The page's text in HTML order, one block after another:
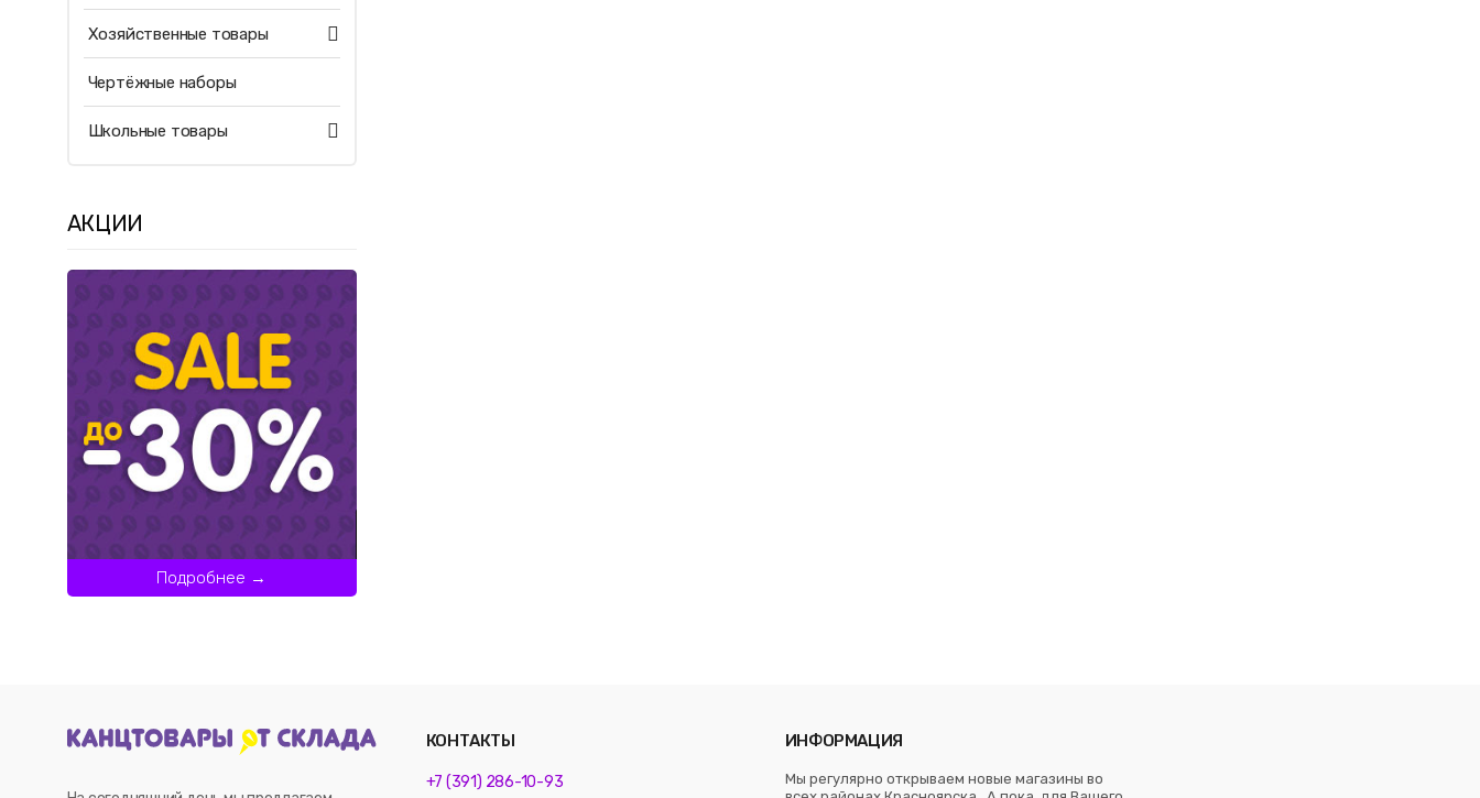
Хозяйственные товары
Чертёжные наборы
Школьные товары
АКЦИИ
Подробнее →
КОНТАКТЫ
+7 (391) 286-10-93
ИНФОРМАЦИЯ
Мы регулярно открываем новые магазины во